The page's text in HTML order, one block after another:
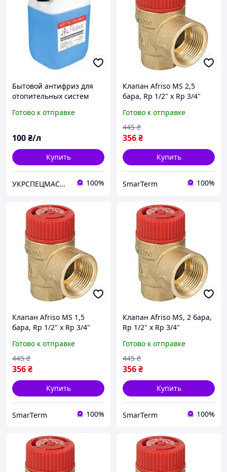
Бытовой антифриз для
отопительных систем
Готово к отправке
100₴/л
Купить
УКРСПЕЦМАСЛА ТД, ООО 100%
Клапан Afriso MS 2,5
бара, Rp 1/2" х Rp 3/4"
отопительных систем
(Афризо 42385)
Готово к отправке
356₴
445 ₴
Купить
SmarTerm 100%
Клапан Afriso MS 1,5
бара, Rp 1/2" х Rp 3/4"
отопительных систем
Афризо 42376
Готово к отправке
356₴
445 ₴
Купить
SmarTerm 100%
Клапан Afriso MS, 2 бара,
Rp 1/2" х Rp 3/4"
отопительных систем
(Афризо 42375)
Готово к отправке
356₴
445 ₴
Купить
SmarTerm 100%